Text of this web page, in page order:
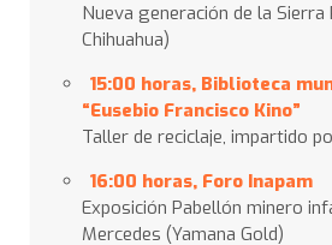
Nueva generación de la Sierra
Chihuahua)
15:00 horas, Biblioteca
“Eusebio Francisco Kino”
Taller de reciclaje, impartido
16:00 horas, Foro Inapam
Exposición Pabellón minero
Mercedes (Yamana Gold)